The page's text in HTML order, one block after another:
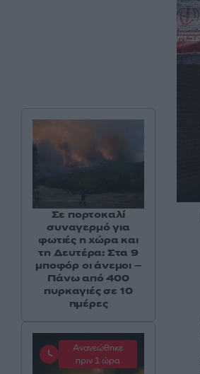
Σε πορτοκαλί
συναγερμό για
φωτιές η χώρα και
τη Δευτέρα: Στα 9
μποφόρ οι άνεμοι –
Πάνω από 400
πυρκαγιές σε 10
ημέρες
Ανανεώθηκε
πριν 1 ώρα